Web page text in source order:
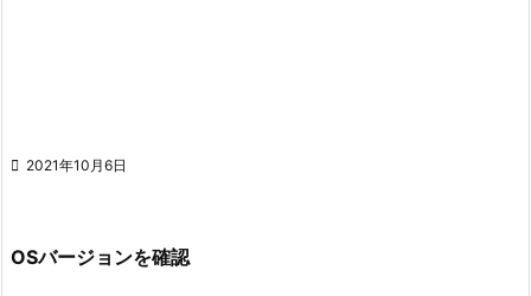
 2021年10月6日
OSバージョンを確認